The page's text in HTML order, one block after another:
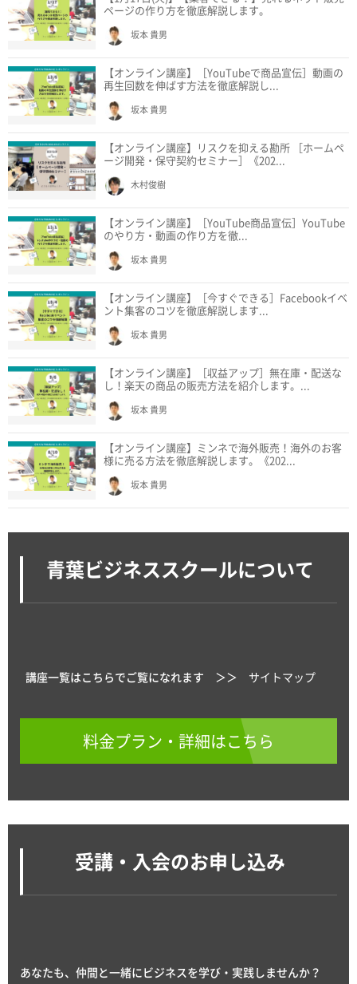
ページの作り方を徹底解説します。
坂本 貴男
【オンライン講座】［YouTubeで商品宣伝］動画の
再生回数を伸ばす方法を徹底解説し...
坂本 貴男
【オンライン講座】リスクを抑える勘所 ［ホームペ
ージ開発・保守契約セミナー］《202...
木村俊樹
【オンライン講座】［YouTube商品宣伝］YouTube
のやり方・動画の作り方を徹...
坂本 貴男
【オンライン講座】［今すぐできる］Facebookイベ
ント集客のコツを徹底解説します...
坂本 貴男
【オンライン講座】［収益アップ］無在庫・配送な
し！楽天の商品の販売方法を紹介します。...
坂本 貴男
【オンライン講座】ミンネで海外販売！海外のお客
様に売る方法を徹底解説します。《202...
坂本 貴男
青葉ビジネススクールについて
講座一覧はこちらでご覧になれます ＞＞ サイトマップ
料金プラン・詳細はこちら
受講・入会のお申し込み
あなたも、仲間と一緒にビジネスを学び・実践しませんか？